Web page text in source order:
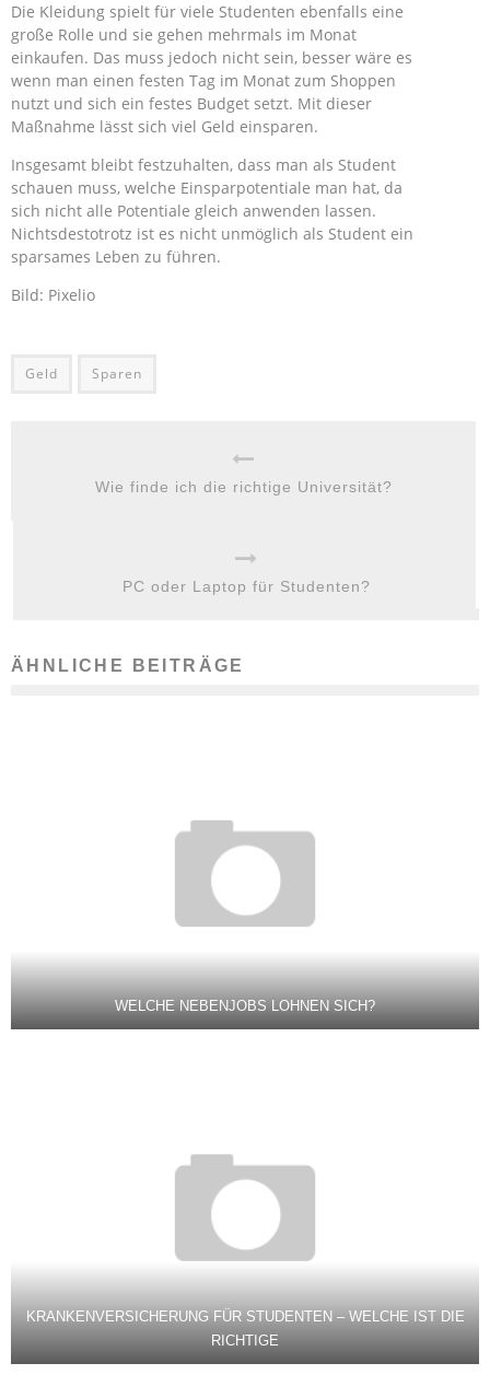
Die Kleidung spielt für viele Studenten ebenfalls eine
große Rolle und sie gehen mehrmals im Monat
einkaufen. Das muss jedoch nicht sein, besser wäre es
wenn man einen festen Tag im Monat zum Shoppen
nutzt und sich ein festes Budget setzt. Mit dieser
Maßnahme lässt sich viel Geld einsparen.
Insgesamt bleibt festzuhalten, dass man als Student
schauen muss, welche Einsparpotentiale man hat, da
sich nicht alle Potentiale gleich anwenden lassen.
Nichtsdestotrotz ist es nicht unmöglich als Student ein
sparsames Leben zu führen.
Bild: Pixelio
Geld Sparen
Wie finde ich die richtige Universität?
PC oder Laptop für Studenten?
ÄHNLICHE BEITRÄGE
WELCHE NEBENJOBS LOHNEN SICH?
KRANKENVERSICHERUNG FÜR STUDENTEN – WELCHE IST DIE
RICHTIGE